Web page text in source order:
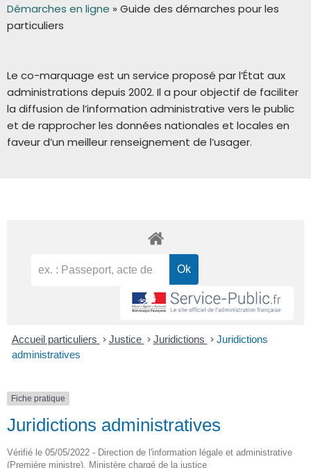
Démarches en ligne » Guide des démarches pour les
particuliers
Le co-marquage est un service proposé par l’État aux
administrations depuis 2002. Il a pour objectif de faciliter
la diffusion de l’information administrative vers le public
et de rapprocher les données nationales et locales en
faveur d’un meilleur renseignement de l’usager.
Accueil particuliers > Justice > Juridictions > Juridictions
administratives
Fiche pratique
Juridictions administratives
Vérifié le 05/05/2022 - Direction de l'information légale et administrative
(Première ministre), Ministère chargé de la justice